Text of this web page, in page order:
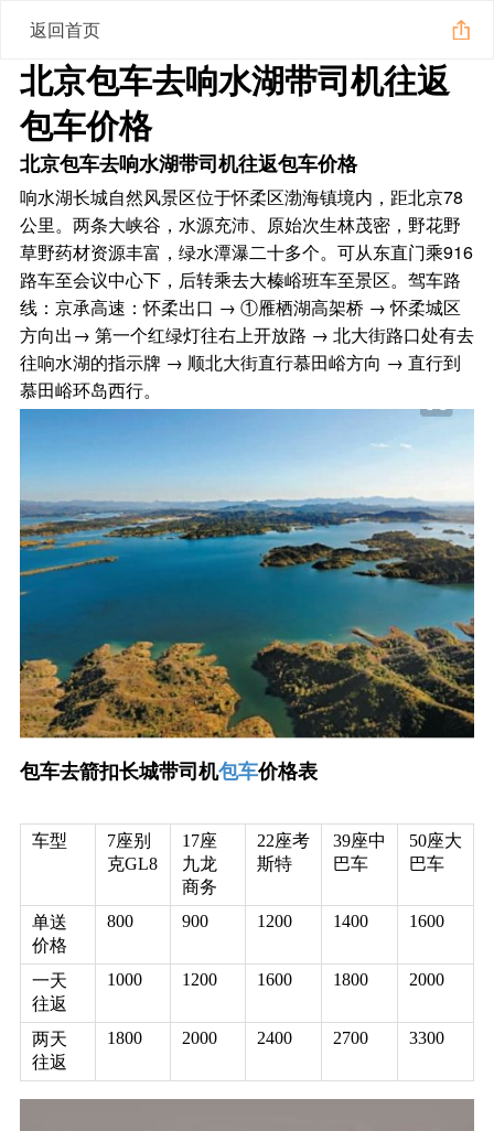
返回首页
北京包车去响水湖带司机往返
包车价格
北京包车去响水湖带司机往返包车价格
响水湖长城自然风景区位于怀柔区渤海镇境内，距北京78
公里。两条大峡谷，水源充沛、原始次生林茂密，野花野
草野药材资源丰富，绿水潭瀑二十多个。可从东直门乘916
路车至会议中心下，后转乘去大榛峪班车至景区。驾车路
线：京承高速：怀柔出口 → ①雁栖湖高架桥 → 怀柔城区
方向出→ 第一个红绿灯往右上开放路 → 北大街路口处有去
往响水湖的指示牌 → 顺北大街直行慕田峪方向 → 直行到
慕田峪环岛西行。
包车去箭扣长城带司机包车价格表
车型
7座别
克GL8
17座
九龙
商务
22座考
斯特
39座中
巴车
50座大
巴车
单送
价格
800 900 1200 1400 1600
一天
往返
1000 1200 1600 1800 2000
两天
往返
1800 2000 2400 2700 3300